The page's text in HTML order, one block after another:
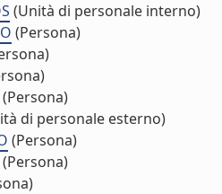
(Unità di personale interno)
(Persona)
(Persona)
di personale esterno)
(Persona)
(Persona)